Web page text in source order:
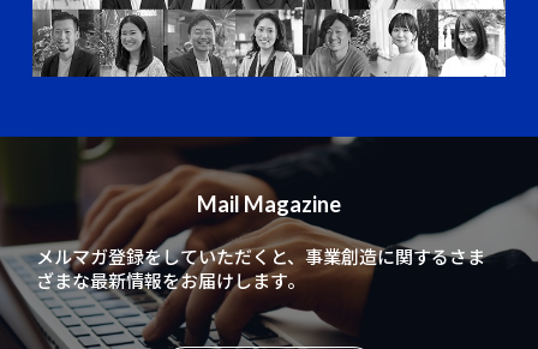
Mail Magazine
メルマガ登録をしていただくと、事業創造に関するさま
ざまな最新情報をお届けします。